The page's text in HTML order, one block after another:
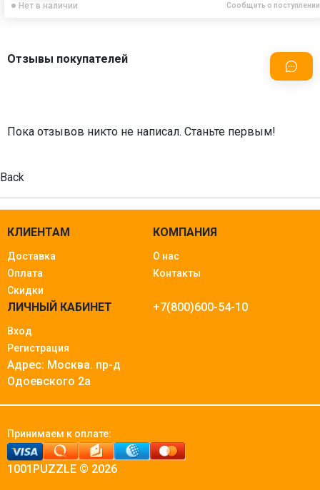
Нет в наличии Сообщить о поступлении
Отзывы покупателей
Пока отзывов никто не написал. Станьте первым!
Back
КЛИЕНТАМ
Доставка
Оплата
Скидки
КОМПАНИЯ
О нас
Контакты
ЛИЧНЫЙ КАБИНЕТ
Вход
Регистрация
+7(800)600-54-10
Адрес: Москва. пр-д
Одоевского 2а
1001PUZZLE © 2026
Принимаем к оплате: